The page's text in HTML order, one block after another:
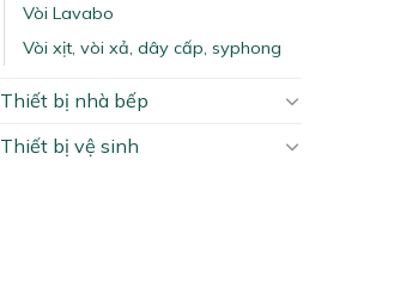
Vòi Lavabo
Vòi xịt, vòi xả, dây cấp, syphong
Thiết bị nhà bếp
Thiết bị vệ sinh